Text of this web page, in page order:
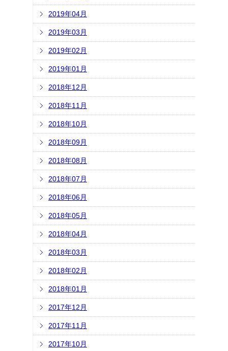
2019年04月
2019年03月
2019年02月
2019年01月
2018年12月
2018年11月
2018年10月
2018年09月
2018年08月
2018年07月
2018年06月
2018年05月
2018年04月
2018年03月
2018年02月
2018年01月
2017年12月
2017年11月
2017年10月